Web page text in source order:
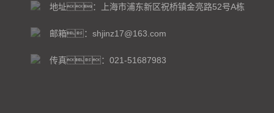
地址：上海市浦东新区祝桥镇金亮路52号A栋
邮箱：shjinz17@163.com
传真：021-51687983